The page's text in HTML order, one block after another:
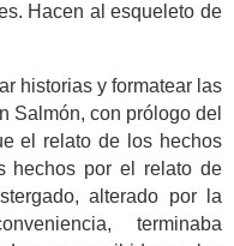
Hacen al esqueleto de
historias y formatear las
Salmón, con prólogo del
el relato de los hechos
hechos por el relato de
alterado por la
terminaba